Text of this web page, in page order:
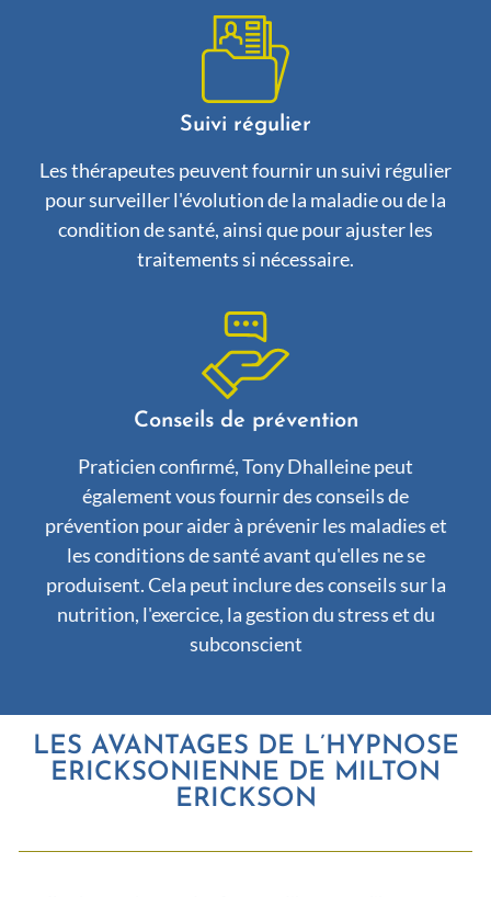
Suivi régulier
Les thérapeutes peuvent fournir un suivi régulier
pour surveiller l'évolution de la maladie ou de la
condition de santé, ainsi que pour ajuster les
traitements si nécessaire.
Conseils de prévention
Praticien confirmé, Tony Dhalleine peut
également vous fournir des conseils de
prévention pour aider à prévenir les maladies et
les conditions de santé avant qu'elles ne se
produisent. Cela peut inclure des conseils sur la
nutrition, l'exercice, la gestion du stress et du
subconscient
LES AVANTAGES DE L’HYPNOSE
ERICKSONIENNE DE MILTON
ERICKSON